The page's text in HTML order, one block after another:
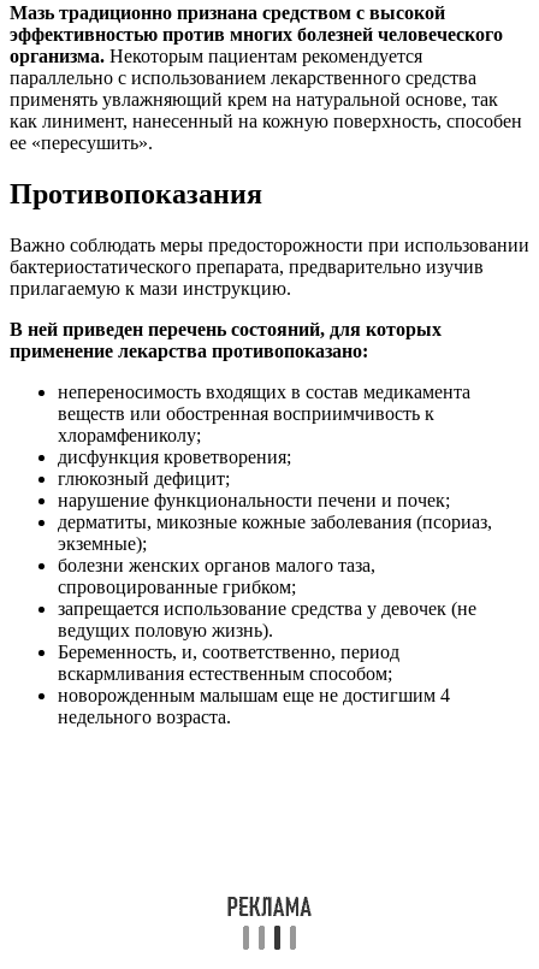
Мазь традиционно признана средством с высокой
эффективностью против многих болезней человеческого
организма. Некоторым пациентам рекомендуется
параллельно с использованием лекарственного средства
применять увлажняющий крем на натуральной основе, так
как линимент, нанесенный на кожную поверхность, способен
ее «пересушить».
Противопоказания
Важно соблюдать меры предосторожности при использовании
бактериостатического препарата, предварительно изучив
прилагаемую к мази инструкцию.
В ней приведен перечень состояний, для которых
применение лекарства противопоказано:
непереносимость входящих в состав медикамента
веществ или обостренная восприимчивость к
хлорамфениколу;
дисфункция кроветворения;
глюкозный дефицит;
нарушение функциональности печени и почек;
дерматиты, микозные кожные заболевания (псориаз,
экземные);
болезни женских органов малого таза,
спровоцированные грибком;
запрещается использование средства у девочек (не
ведущих половую жизнь).
Беременность, и, соответственно, период
вскармливания естественным способом;
новорожденным малышам еще не достигшим 4
недельного возраста.